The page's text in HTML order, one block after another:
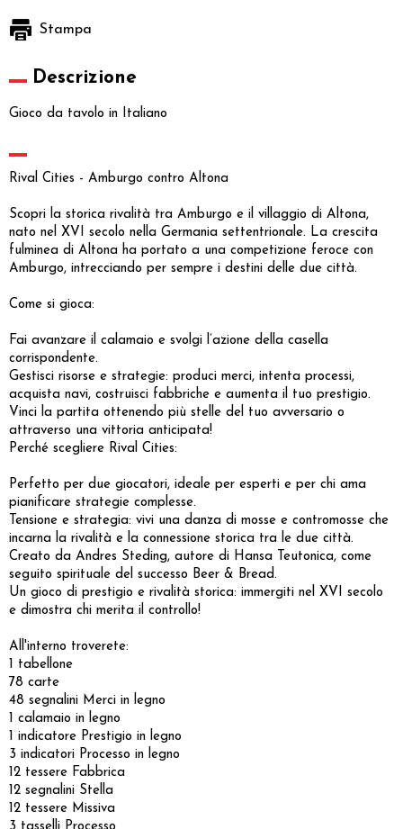
Stampa
Descrizione
Gioco da tavolo in Italiano
Rival Cities - Amburgo contro Altona
Scopri la storica rivalità tra Amburgo e il villaggio di Altona,
nato nel XVI secolo nella Germania settentrionale. La crescita
fulminea di Altona ha portato a una competizione feroce con
Amburgo, intrecciando per sempre i destini delle due città.
Come si gioca:
Fai avanzare il calamaio e svolgi l’azione della casella
corrispondente.
Gestisci risorse e strategie: produci merci, intenta processi,
acquista navi, costruisci fabbriche e aumenta il tuo prestigio.
Vinci la partita ottenendo più stelle del tuo avversario o
attraverso una vittoria anticipata!
Perché scegliere Rival Cities:
Perfetto per due giocatori, ideale per esperti e per chi ama
pianificare strategie complesse.
Tensione e strategia: vivi una danza di mosse e contromosse che
incarna la rivalità e la connessione storica tra le due città.
Creato da Andres Steding, autore di Hansa Teutonica, come
seguito spirituale del successo Beer & Bread.
Un gioco di prestigio e rivalità storica: immergiti nel XVI secolo
e dimostra chi merita il controllo!
All'interno troverete:
1 tabellone
78 carte
48 segnalini Merci in legno
1 calamaio in legno
1 indicatore Prestigio in legno
3 indicatori Processo in legno
12 tessere Fabbrica
12 segnalini Stella
12 tessere Missiva